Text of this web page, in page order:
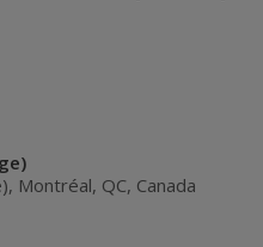
, Montréal, QC, Canada